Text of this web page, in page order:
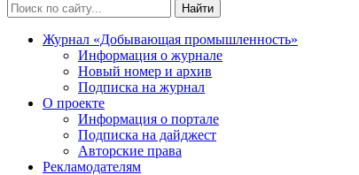
Журнал «Добывающая промышленность»
Информация о журнале
Новый номер и архив
Подписка на журнал
О проекте
Информация о портале
Подписка на дайджест
Авторские права
Рекламодателям